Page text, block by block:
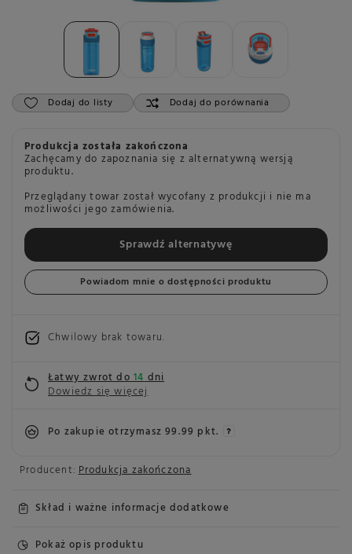
Dodaj do listy Dodaj do porównania
Producent: Produkcja zakończona
Skład i ważne informacje dodatkowe
Pokaż opis produktu
Produkcja została zakończona
Zachęcamy do zapoznania się z alternatywną wersją
produktu.
Przeglądany towar został wycofany z produkcji i nie ma
możliwości jego zamówienia.
Sprawdź alternatywę
Powiadom mnie o dostępności produktu
Chwilowy brak towaru
Łatwy zwrot do14dni
Dowiedz się więcej
Po zakupie otrzymasz99.99 pkt.